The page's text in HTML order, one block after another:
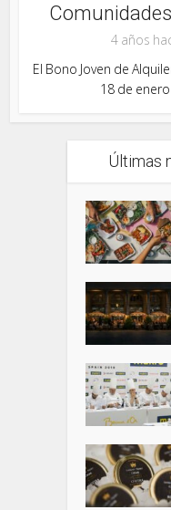
4 años
El Bono Joven de
18 de
Últimas